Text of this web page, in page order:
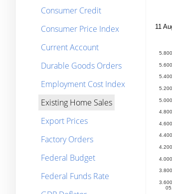
Consumer Credit
Consumer Price Index
Current Account
Durable Goods Orders
Employment Cost Index
Existing Home Sales
Export Prices
Factory Orders
Federal Budget
Federal Funds Rate